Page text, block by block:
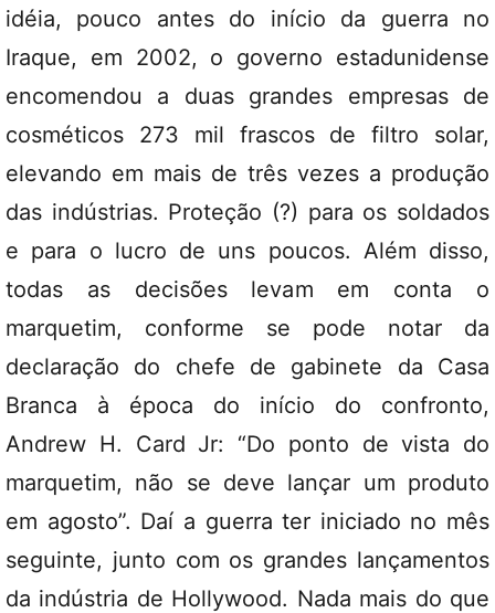
idéia, pouco antes do início da guerra no
Iraque, em 2002, o governo estadunidense
encomendou a duas grandes empresas de
cosméticos 273 mil frascos de filtro solar,
elevando em mais de três vezes a produção
das indústrias. Proteção (?) para os soldados
e para o lucro de uns poucos. Além disso,
todas as decisões levam em conta o
marquetim, conforme se pode notar da
declaração do chefe de gabinete da Casa
Branca à época do início do confronto,
Andrew H. Card Jr: “Do ponto de vista do
marquetim, não se deve lançar um produto
em agosto”. Daí a guerra ter iniciado no mês
seguinte, junto com os grandes lançamentos
da indústria de Hollywood. Nada mais do que